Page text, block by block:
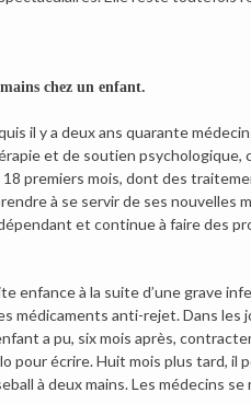
chez un enfant.
il y a deux ans quarante
et de soutien psychologique,
premiers mois, dont des
à se servir de ses nouvelles
et continue à faire des
enfance à la suite d’une grave
médicaments anti-rejet. Dans les
a pu, six mois après,
pour écrire. Huit mois plus tard, il
à deux mains. Les médecins